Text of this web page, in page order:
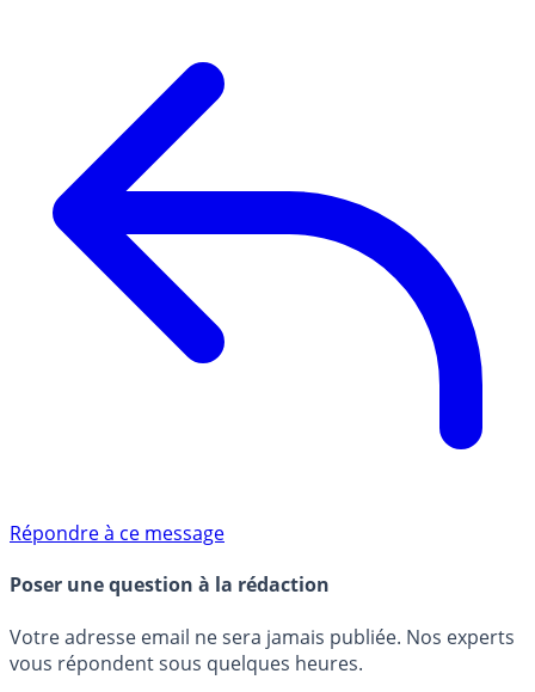
Répondre à ce message
Poser une question à la rédaction
Votre adresse email ne sera jamais publiée. Nos experts
vous répondent sous quelques heures.